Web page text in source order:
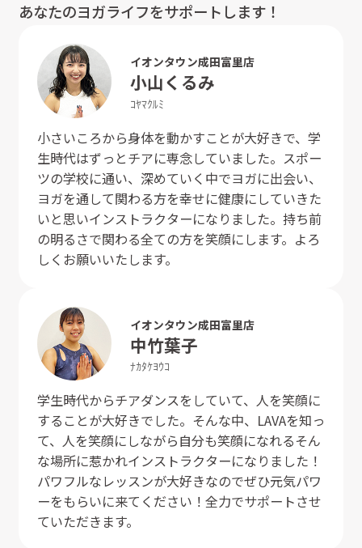
あなたのヨガライフをサポートします！
イオンタウン成田富里店
小山くるみ
ｺﾔﾏｸﾙﾐ
小さいころから身体を動かすことが大好きで、学
生時代はずっとチアに専念していました。スポー
ツの学校に通い、深めていく中でヨガに出会い、
ヨガを通して関わる方を幸せに健康にしていきた
いと思いインストラクターになりました。持ち前
の明るさで関わる全ての方を笑顔にします。よろ
しくお願いいたします。
イオンタウン成田富里店
中竹葉子
ﾅｶﾀｹﾖｳｺ
学生時代からチアダンスをしていて、人を笑顔に
することが大好きでした。そんな中、LAVAを知っ
て、人を笑顔にしながら自分も笑顔になれるそん
な場所に惹かれインストラクターになりました！
パワフルなレッスンが大好きなのでぜひ元気パワ
ーをもらいに来てください！全力でサポートさせ